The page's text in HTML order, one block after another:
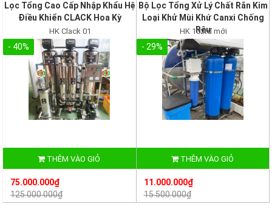
Lọc Tổng Cao Cấp Nhập Khẩu Hệ
Điều Khiển CLACK Hoa Kỳ
HK Clack 01
- 40%
THÊM VÀO GIỎ
75.000.000₫
125.000.000₫
Bộ Lọc Tổng Xử Lý Chất Rắn Kim
Loại Khử Mùi Khứ Canxi Chống
Rêu
HK 102tđ mới
- 29%
THÊM VÀO GIỎ
11.000.000₫
15.500.000₫